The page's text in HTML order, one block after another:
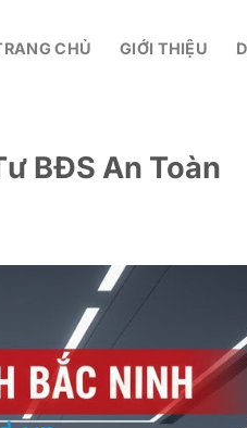
CHỦ GIỚI THIỆU
BĐS An Toàn